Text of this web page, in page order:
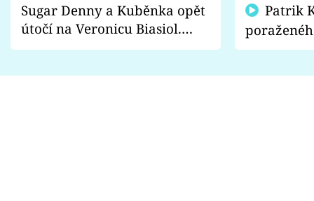
Sugar Denny a Kuběnka opět
útočí na Veronicu Biasiol.
Proč je podle nich falešná a
fanoušci